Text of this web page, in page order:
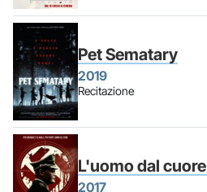
Pet Sematary
2019
Recitazione
L'uomo dal
2017